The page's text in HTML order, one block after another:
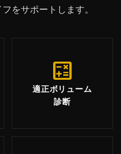
をサポートします。
calculate
適正ボリューム
診断